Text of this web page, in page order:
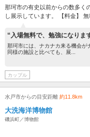
那珂市の有史以前からの数多く
し展示しています。 【料金】
“入場無料で、勉強になりま
那珂市には、ナカナカ来る機会が
同様の施設と比べても、展...
カップル
水戸市からの目安距離 約11.8km
大洗海洋博物館
磯浜町／博物館